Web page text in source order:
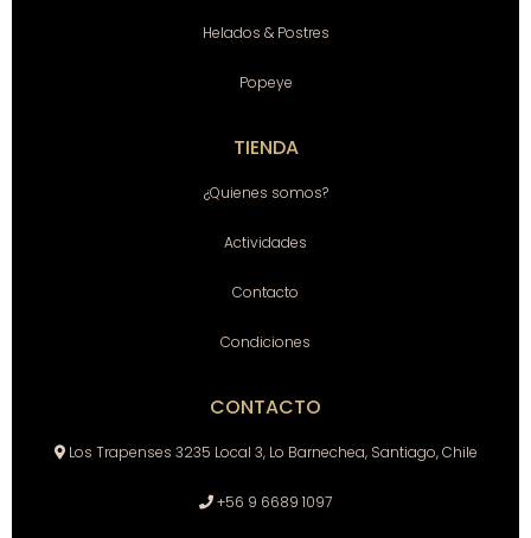
Helados & Postres
Popeye
TIENDA
¿Quienes somos?
Actividades
Contacto
Condiciones
CONTACTO
Los Trapenses 3235 Local 3, Lo Barnechea, Santiago, Chile
+56 9 6689 1097